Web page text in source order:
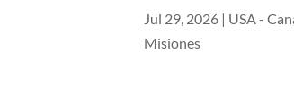
Jul 29, 2026 | USA -
Misiones